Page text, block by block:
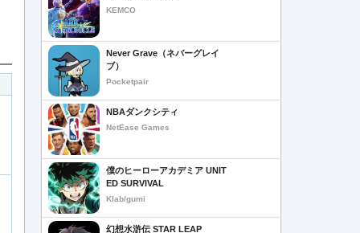
KEMCO
Never Grave（ネバーグレイ
ブ）
Pocketpair
NBAダンクシティ
NetEase Games
僕のヒーローアカデミア UNIT
ED SURVIVAL
Klab/gumi
幻想水滸伝 STAR LEAP